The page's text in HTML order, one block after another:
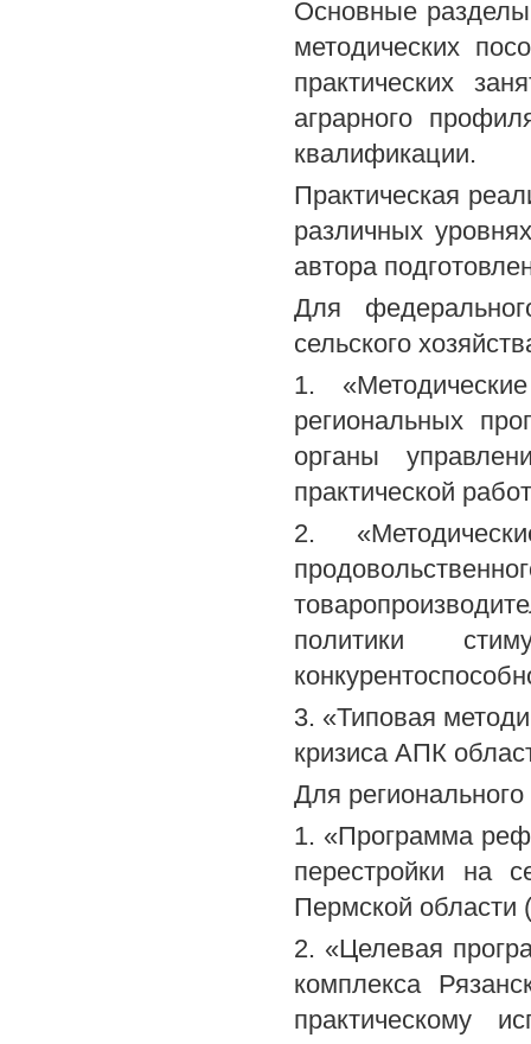
Основные
методических
практических
аграрного
квалификации.
Практическая
различных
автора
Для
сельского
1.
региональных
органы
практической
2.
политики
3. «Типовая
кризиса АПК
Для
1. «Программа
перестройки на
Пермской области
2. «Целевая
комплекса
практическому